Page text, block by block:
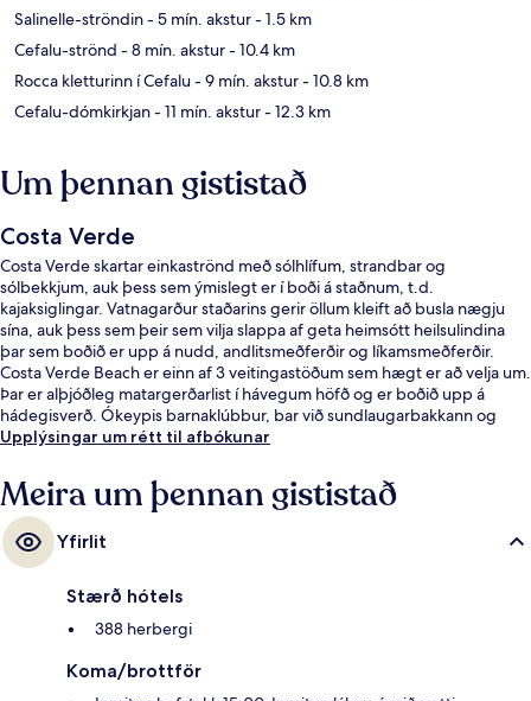
Salinelle-ströndin- 5 mín. akstur- 1.5 km
Cefalu-strönd - 8 mín. akstur- 10.4 km
Rocca kletturinn í Cefalu- 9 mín. akstur- 10.8 km
Cefalu-dómkirkjan- 11 mín. akstur- 12.3 km
Um þennan gististað
Costa Verde
Costa Verde skartar einkaströnd með sólhlífum, strandbar og
sólbekkjum, auk þess sem ýmislegt er í boði á staðnum, t.d.
kajaksiglingar. Vatnagarður staðarins gerir öllum kleift að busla nægju
sína, auk þess sem þeir sem vilja slappa af geta heimsótt heilsulindina
þar sem boðið er upp á nudd, andlitsmeðferðir og líkamsmeðferðir.
Costa Verde Beach er einn af 3 veitingastöðum sem hægt er að velja um.
Þar er alþjóðleg matargerðarlist í hávegum höfð og er boðið upp á
hádegisverð. Ókeypis barnaklúbbur, bar við sundlaugarbakkann og
líkamsræktarstöð eru einnig á staðnum.
Upplýsingar um rétt til afbókunar
Meira um þennan gististað
Yfirlit
Stærð hótels
388 herbergi
Koma/brottför